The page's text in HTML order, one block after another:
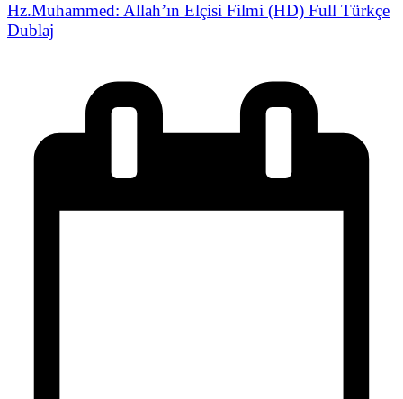
Hz.Muhammed: Allah’ın Elçisi Filmi (HD) Full Türkçe
Dublaj